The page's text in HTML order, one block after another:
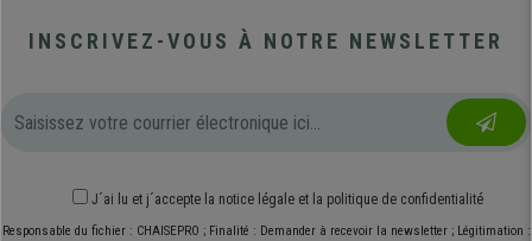
INSCRIVEZ-VOUS À NOTRE NEWSLETTER
J´ai lu et j´accepte la notice légale et la politique de confidentialité
Responsable du fichier : CHAISEPRO ; Finalité : Demander à recevoir la newsletter ; Légitimation :